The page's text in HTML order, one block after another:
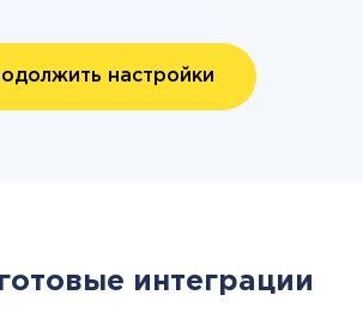
настройки
интеграции